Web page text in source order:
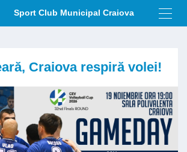
Sport Club Municipal Craiova
Craiova respiră volei!